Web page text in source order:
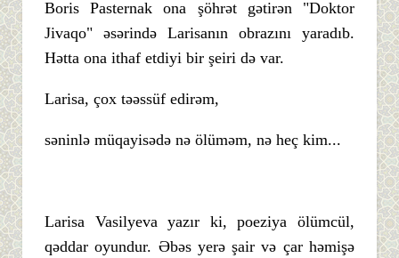
Boris Pasternak ona şöhrət gətirən "Doktor
Jivaqo" əsərində Larisanın obrazını yaradıb.
Hətta ona ithaf etdiyi bir şeiri də var.
Larisa, çox təəssüf edirəm,
səninlə müqayisədə nə ölüməm, nə heç kim...
Larisa Vasilyeva yazır ki, poeziya ölümcül,
qəddar oyundur. Əbəs yerə şair və çar həmişə